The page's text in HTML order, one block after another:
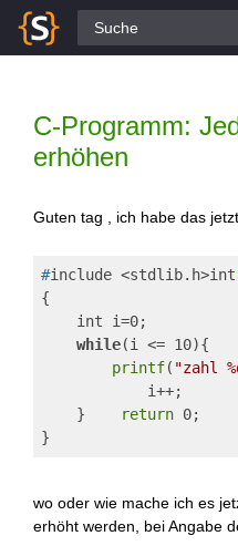
Alle Fragen
C-Programm:
erhöhen
Guten tag , ich habe das
#include <stdlib.h>int
{
int i=0;
while(i <= 10){
printf( "zahl
i++;
}
return 0;
}
wo oder wie mache ich es
erhöht werden, bei Angabe